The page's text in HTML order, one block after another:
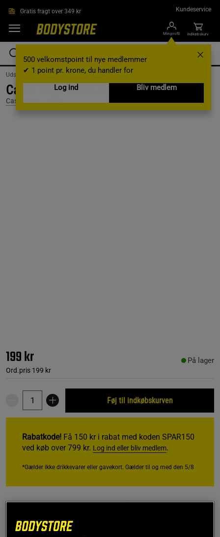
Gratis fragt over 349 kr Kundeservice
Min profil
500 velkomstpoint til nye medlemmer
✔ 1 point pr. krone, du handler for
Log ind
Bliv medlem
Indkøbskurv
Udstyr og tilbehør /Yoga /Yogablokke
Casall Yoga Block, Black
Casall Sports Prod
199 kr
Ord.pris 199 kr
På lager
Føj til indkøbskurven
Rabatkode! Få 150 kr i rabat med koden SPAR150
ved køb over 799 kr. Log ind eller bliv medlem.
*Gælder ikke drikkevarer eller gavekort. Gælder til og med den 5/8
SKU #53807-901| EAN7323345227943